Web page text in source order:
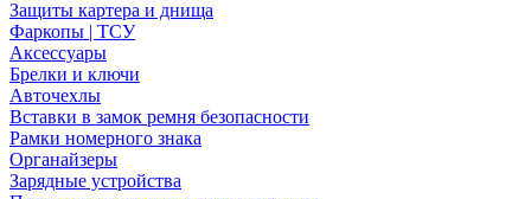
Защиты картера и днища
Фаркопы | ТСУ
Аксессуары
Брелки и ключи
Авточехлы
Вставки в замок ремня безопасности
Рамки номерного знака
Органайзеры
Зарядные устройства